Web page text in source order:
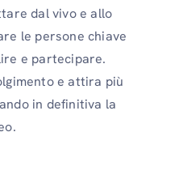
dal vivo e allo
le persone chiave
e partecipare.
e attira più
in definitiva la